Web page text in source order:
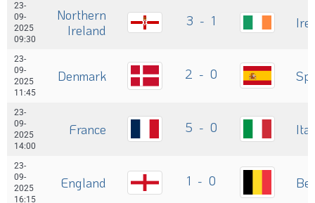
23-
09-
2025
09:30
Northern
Ireland
3 - 1
23-
09-
2025
11:45
Denmark 2 - 0
23-
09-
2025
14:00
France 5 - 0
23-
09-
2025
16:15
England 1 - 0